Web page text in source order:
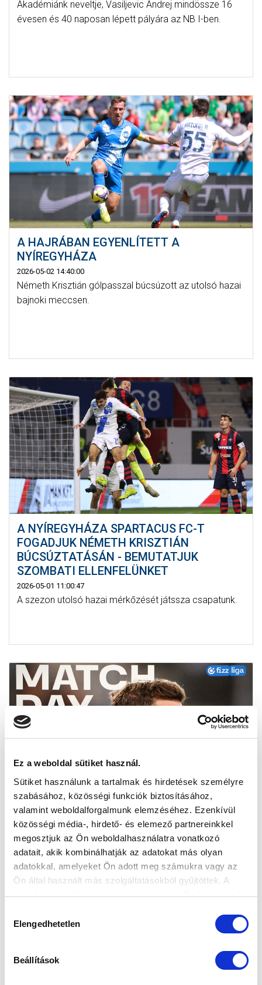
Ez a weboldal sütiket használ.
Sütiket használunk a tartalmak és hirdetések személyre
szabásához, közösségi funkciók biztosításához,
valamint weboldalforgalmunk elemzéséhez. Ezenkívül
közösségi média-, hirdető- és elemező partnereinkkel
megosztjuk az Ön weboldalhasználatra vonatkozó
adatait, akik kombinálhatják az adatokat más olyan
adatokkal, amelyeket Ön adott meg számukra vagy az
Ön által használt más szolgáltatásokból gyűjtöttek. A
weboldalon való böngészés folytatásával Ön hozzájárul a
kiválasztása
Elengedhetetlen
Beállítások
Akadémiánk neveltje, Vasiljevic Andrej mindössze 16
évesen és 40 naposan lépett pályára az NB I-ben.
A HAJRÁBAN EGYENLÍTETT A
NYÍREGYHÁZA
2026-05-02 14:40:00
Németh Krisztián gólpasszal búcsúzott az utolsó hazai
bajnoki meccsen.
A NYÍREGYHÁZA SPARTACUS FC-T
FOGADJUK NÉMETH KRISZTIÁN
BÚCSÚZTATÁSÁN - BEMUTATJUK
SZOMBATI ELLENFELÜNKET
2026-05-01 11:00:47
A szezon utolsó hazai mérkőzését játssza csapatunk.
NÉMETH KRISZTIÁNT BÚCSÚZTATJUK
SZOMBATON - JEGYEK AZ UTOLSÓ HAZAI
MECCSRE
2026-04-27 10:10:46
Az utolsó hazai bajnokira zajlik a jegyárusítás. A
mérkőzésen búcsúztatjuk a profi karrierjét befejező